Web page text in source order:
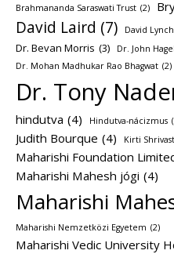
Brahmananda Saraswati Trust (2)
David Laird (7) David Lynch
Dr. Bevan Morris (3) Dr. John
Dr. Mohan Madhukar Rao Bhagwat (2)
Dr. Tony
hindutva (4) Hindutva-nácizmus
Judith Bourque (4) Kirti
Maharishi Foundation
Maharishi Mahesh jógi (4)
Maharishi
Maharishi Nemzetközi Egyetem (2)
Maharishi Vedic University